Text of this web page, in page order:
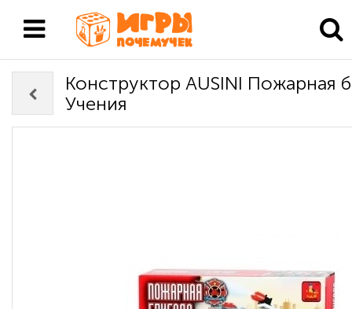
Конструктор AUSINI Пожарная
Учения